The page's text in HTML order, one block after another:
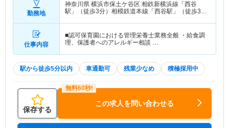
勤務地
神奈川県 横浜市保土ケ谷区 相鉄新横浜線「西谷
駅」（徒歩3分）相模鉄道本線「西谷駅」（徒歩3
仕事内容
■認可保育園における管理栄養士業務全般 ・給食調
理、保護者へのアレルギー相談 …
駅から徒歩5分以内 車通勤可 残業少なめ 積極採用中
保存する
この求人を問い合わせる